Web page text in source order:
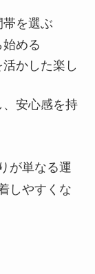
を選ぶ
める
かした楽し
安心感を持
が単なる運
しやすくな